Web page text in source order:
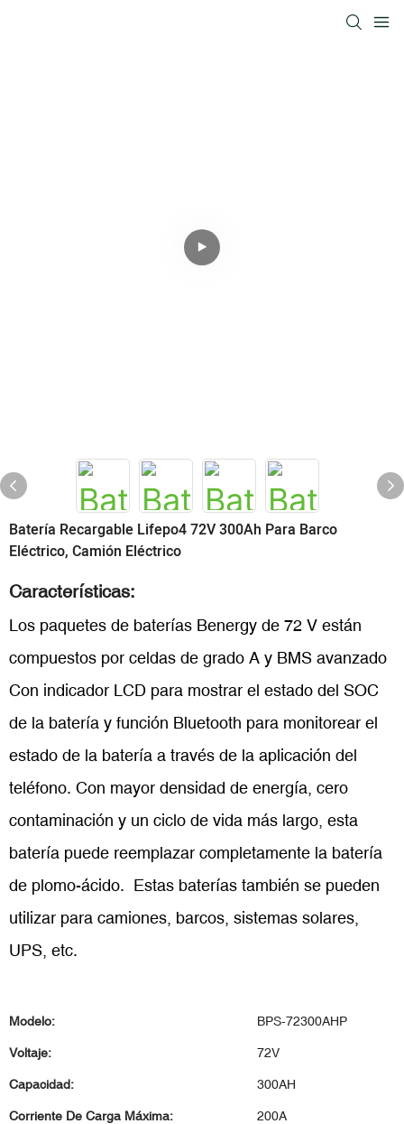
Batería Recargable Lifepo4 72V 300Ah Para Barco
Eléctrico, Camión Eléctrico
Características:
Los paquetes de baterías Benergy de 72 V están
compuestos por celdas de grado A y BMS avanzado
Con indicador LCD para mostrar el estado del SOC
de la batería y función Bluetooth para monitorear el
estado de la batería a través de la aplicación del
teléfono. Con mayor densidad de energía, cero
contaminación y un ciclo de vida más largo, esta
batería puede reemplazar completamente la batería
de plomo-ácido. Estas baterías también se pueden
utilizar para camiones, barcos, sistemas solares,
UPS, etc.
Modelo: BPS-72300AHP
Voltaje: 72V
Capacidad: 300AH
Corriente De Carga Máxima: 200A